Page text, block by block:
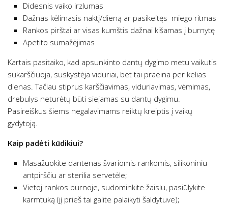
Didesnis vaiko irzlumas
Dažnas kėlimasis naktį/dieną ar pasikeitęs miego ritmas
Rankos pirštai ar visas kumštis dažnai kišamas į burnytę
Apetito sumažėjimas
Kartais pasitaiko, kad apsunkinto dantų dygimo metu vaikutis
sukarščiuoja, suskystėja viduriai, bet tai praeina per kelias
dienas. Tačiau stiprus karščiavimas, viduriavimas, vėmimas,
drebulys neturėtų būti siejamas su dantų dygimu.
Pasireiškus šiems negalavimams reiktų kreiptis į vaikų
gydytoją.
Kaip padėti kūdikiui?
Masažuokite dantenas švariomis rankomis, silikoniniu
antpirščiu ar sterilia servetėle;
Vietoj rankos burnoje, sudominkite žaislu, pasiūlykite
karmtuką (jį prieš tai galite palaikyti šaldytuve);